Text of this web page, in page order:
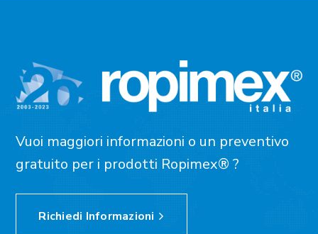
Vuoi maggiori informazioni o un preventivo
gratuito per i prodotti Ropimex® ?
Richiedi Informazioni